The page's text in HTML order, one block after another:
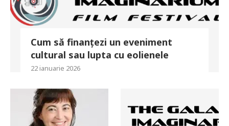
Cum să finanțezi un eveniment
cultural sau lupta cu eolienele
22 ianuarie 2026